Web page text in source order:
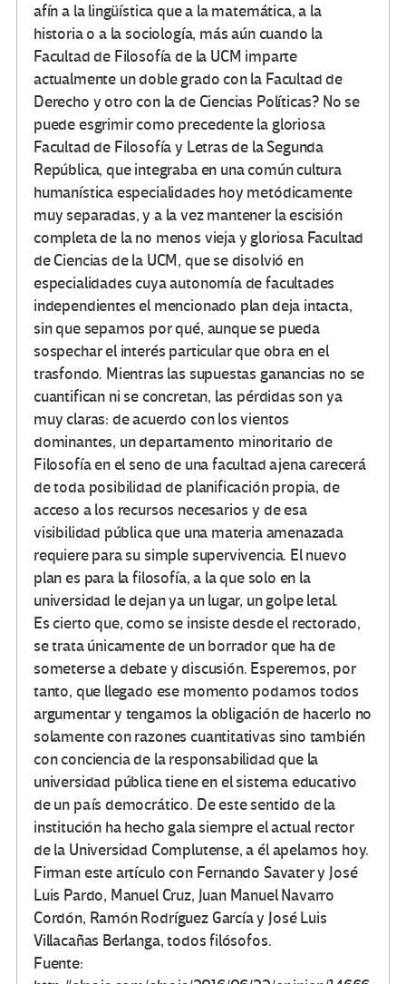
afín a la lingüística que a la matemática, a la
historia o a la sociología, más aún cuando la
Facultad de Filosofía de la UCM imparte
actualmente un doble grado con la Facultad de
Derecho y otro con la de Ciencias Políticas? No se
puede esgrimir como precedente la gloriosa
Facultad de Filosofía y Letras de la Segunda
República, que integraba en una común cultura
humanística especialidades hoy metódicamente
muy separadas, y a la vez mantener la escisión
completa de la no menos vieja y gloriosa Facultad
de Ciencias de la UCM, que se disolvió en
especialidades cuya autonomía de facultades
independientes el mencionado plan deja intacta,
sin que sepamos por qué, aunque se pueda
sospechar el interés particular que obra en el
trasfondo. Mientras las supuestas ganancias no se
cuantifican ni se concretan, las pérdidas son ya
muy claras: de acuerdo con los vientos
dominantes, un departamento minoritario de
Filosofía en el seno de una facultad ajena carecerá
de toda posibilidad de planificación propia, de
acceso a los recursos necesarios y de esa
visibilidad pública que una materia amenazada
requiere para su simple supervivencia. El nuevo
plan es para la filosofía, a la que solo en la
universidad le dejan ya un lugar, un golpe letal.
Es cierto que, como se insiste desde el rectorado,
se trata únicamente de un borrador que ha de
someterse a debate y discusión. Esperemos, por
tanto, que llegado ese momento podamos todos
argumentar y tengamos la obligación de hacerlo no
solamente con razones cuantitativas sino también
con conciencia de la responsabilidad que la
universidad pública tiene en el sistema educativo
de un país democrático. De este sentido de la
institución ha hecho gala siempre el actual rector
de la Universidad Complutense, a él apelamos hoy.
Firman este artículo con Fernando Savater y José
Luis Pardo, Manuel Cruz, Juan Manuel Navarro
Cordón, Ramón Rodríguez García y José Luis
Villacañas Berlanga, todos filósofos.
Fuente: